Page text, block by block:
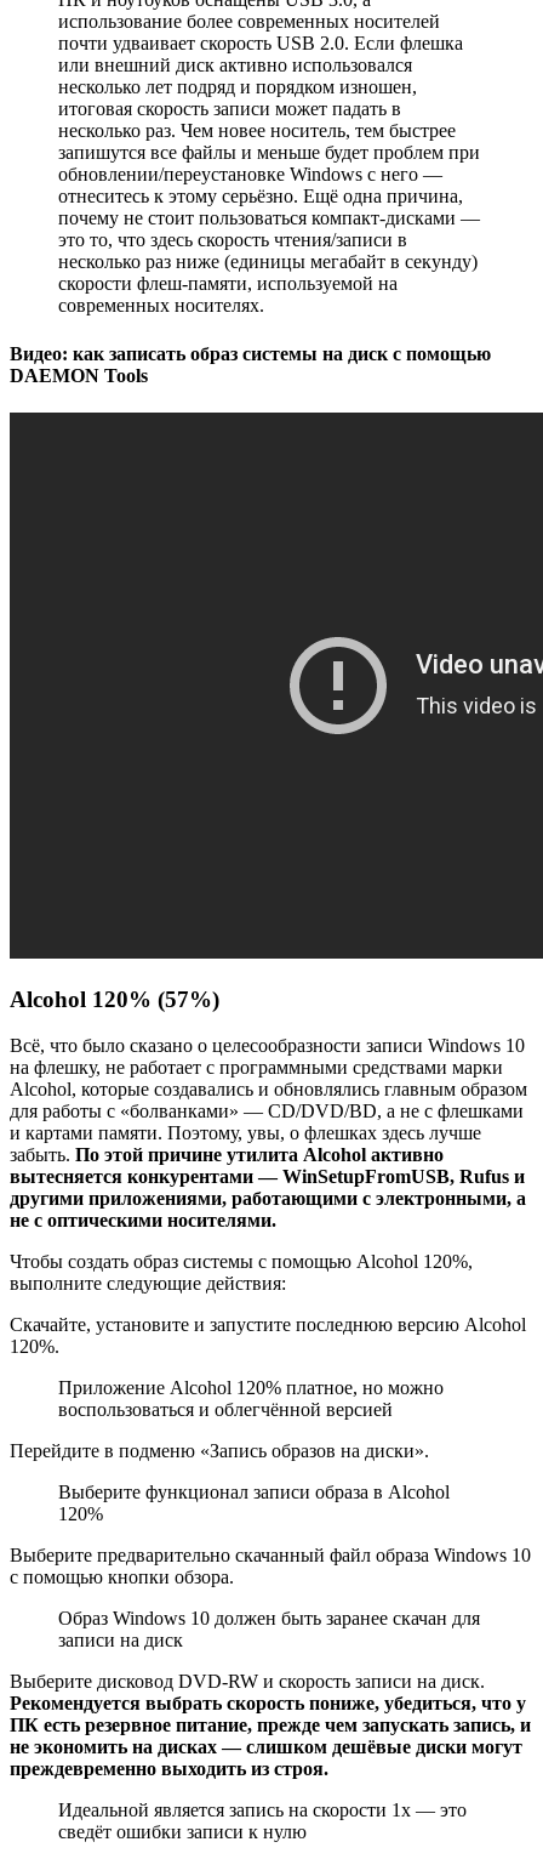
использование более современных носителей
почти удваивает скорость USB 2.0. Если флешка
или внешний диск активно использовался
несколько лет подряд и порядком изношен,
итоговая скорость записи может падать в
несколько раз. Чем новее носитель, тем быстрее
запишутся все файлы и меньше будет проблем при
обновлении/переустановке Windows с него —
отнеситесь к этому серьёзно. Ещё одна причина,
почему не стоит пользоваться компакт-дисками —
это то, что здесь скорость чтения/записи в
несколько раз ниже (единицы мегабайт в секунду)
скорости флеш-памяти, используемой на
современных носителях.
Видео: как записать образ системы на диск с помощью
DAEMON Tools
Alcohol 120% (57%)
Всё, что было сказано о целесообразности записи Windows 10
на флешку, не работает с программными средствами марки
Alcohol, которые создавались и обновлялись главным образом
для работы с «болванками» — CD/DVD/BD, а не с флешками
и картами памяти. Поэтому, увы, о флешках здесь лучше
забыть. По этой причине утилита Alcohol активно
вытесняется конкурентами — WinSetupFromUSB, Rufus и
другими приложениями, работающими с электронными, а
не с оптическими носителями.
Чтобы создать образ системы с помощью Alcohol 120%,
выполните следующие действия:
Скачайте, установите и запустите последнюю версию Alcohol
120%.
Приложение Alcohol 120% платное, но можно
воспользоваться и облегчённой версией
Перейдите в подменю «Запись образов на диски».
Выберите функционал записи образа в Alcohol
120%
Выберите предварительно скачанный файл образа Windows 10
с помощью кнопки обзора.
Образ Windows 10 должен быть заранее скачан для
записи на диск
Выберите дисковод DVD-RW и скорость записи на диск.
Рекомендуется выбрать скорость пониже, убедиться, что у
ПК есть резервное питание, прежде чем запускать запись, и
не экономить на дисках — слишком дешёвые диски могут
преждевременно выходить из строя.
Идеальной является запись на скорости 1x — это
сведёт ошибки записи к нулю